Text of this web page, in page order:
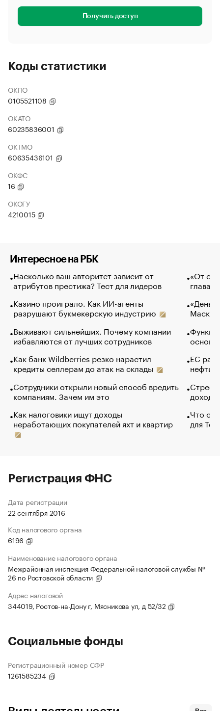
Получить доступ
Коды статистики
ОКПО
0105521108
ОКАТО
60235836001
ОКТМО
60635436101
ОКФС
16
ОКОГУ
4210015
Интересное на РБК
Насколько ваш авторитет зависит от
атрибутов престижа? Тест для лидеров
Казино проиграло. Как ИИ-агенты
разрушают букмекерскую индустрию
Выживают сильнейших. Почему компании
избавляются от лучших сотрудников
Как банк Wildberries резко нарастил
кредиты селлерам до атак на склады
Сотрудники открыли новый способ вредить
компаниям. Зачем им это
Как налоговики ищут доходы
неработающих покупателей яхт и квартир
«От
глава
Маск в
основ
ЕС
нефти
Что
для
Регистрация ФНС
Дата регистрации
22 сентября 2016
Код налогового органа
6196
Наименование налогового органа
Межрайонная инспекция Федеральной налоговой службы №
26 по Ростовской области
Адрес налоговой
344019, Ростов-на-Дону г, Мясникова ул, д 52/32
Социальные фонды
Регистрационный номер СФР
1261585234